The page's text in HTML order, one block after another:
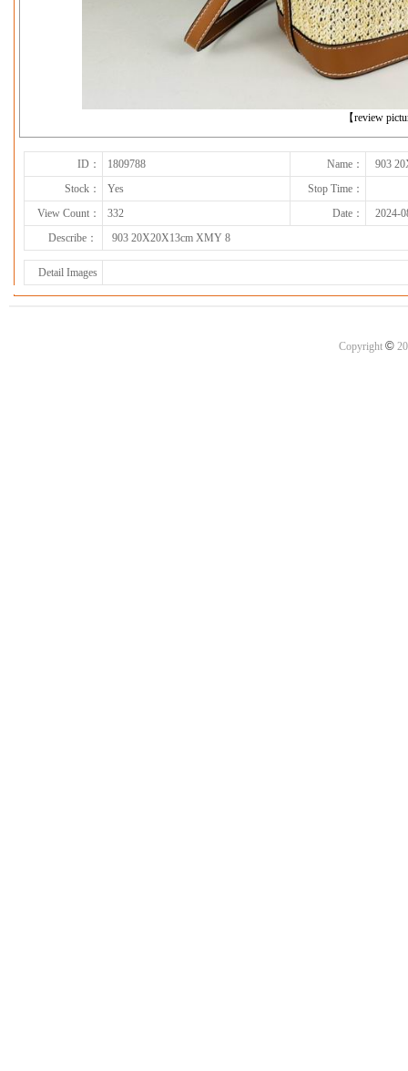
【review
下一张
ID： 1809788 Name：
903
Stock：
Yes
Stop Time：
View Count：
332 Date：
2024-
Describe：
903 20X20X13cm XMY 8
Detail Images
Copyright ©